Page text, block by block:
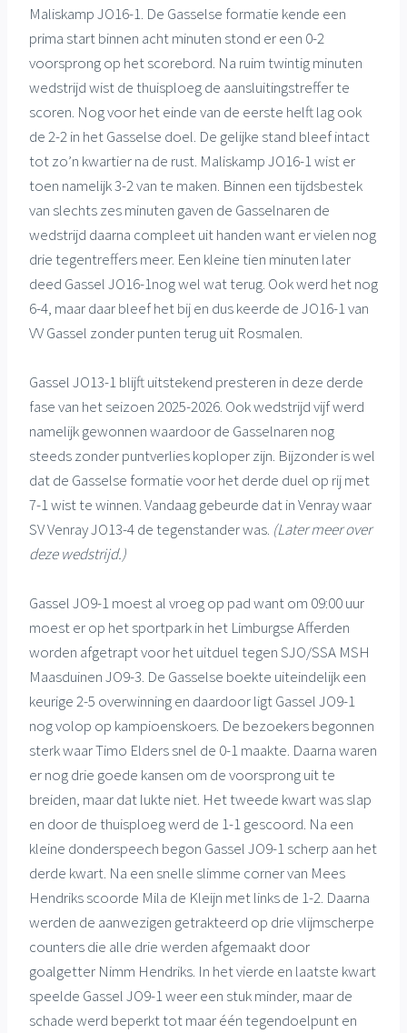
Maliskamp JO16-1. De Gasselse formatie kende een
prima start binnen acht minuten stond er een 0-2
voorsprong op het scorebord. Na ruim twintig minuten
wedstrijd wist de thuisploeg de aansluitingstreffer te
scoren. Nog voor het einde van de eerste helft lag ook
de 2-2 in het Gasselse doel. De gelijke stand bleef intact
tot zo’n kwartier na de rust. Maliskamp JO16-1 wist er
toen namelijk 3-2 van te maken. Binnen een tijdsbestek
van slechts zes minuten gaven de Gasselnaren de
wedstrijd daarna compleet uit handen want er vielen nog
drie tegentreffers meer. Een kleine tien minuten later
deed Gassel JO16-1nog wel wat terug. Ook werd het nog
6-4, maar daar bleef het bij en dus keerde de JO16-1 van
VV Gassel zonder punten terug uit Rosmalen.
Gassel JO13-1 blijft uitstekend presteren in deze derde
fase van het seizoen 2025-2026. Ook wedstrijd vijf werd
namelijk gewonnen waardoor de Gasselnaren nog
steeds zonder puntverlies koploper zijn. Bijzonder is wel
dat de Gasselse formatie voor het derde duel op rij met
7-1 wist te winnen. Vandaag gebeurde dat in Venray waar
SV Venray JO13-4 de tegenstander was. (Later meer over
deze wedstrijd.)
Gassel JO9-1 moest al vroeg op pad want om 09:00 uur
moest er op het sportpark in het Limburgse Afferden
worden afgetrapt voor het uitduel tegen SJO/SSA MSH
Maasduinen JO9-3. De Gasselse boekte uiteindelijk een
keurige 2-5 overwinning en daardoor ligt Gassel JO9-1
nog volop op kampioenskoers. De bezoekers begonnen
sterk waar Timo Elders snel de 0-1 maakte. Daarna waren
er nog drie goede kansen om de voorsprong uit te
breiden, maar dat lukte niet. Het tweede kwart was slap
en door de thuisploeg werd de 1-1 gescoord. Na een
kleine donderspeech begon Gassel JO9-1 scherp aan het
derde kwart. Na een snelle slimme corner van Mees
Hendriks scoorde Mila de Kleijn met links de 1-2. Daarna
werden de aanwezigen getrakteerd op drie vlijmscherpe
counters die alle drie werden afgemaakt door
goalgetter Nimm Hendriks. In het vierde en laatste kwart
speelde Gassel JO9-1 weer een stuk minder, maar de
schade werd beperkt tot maar één tegendoelpunt en